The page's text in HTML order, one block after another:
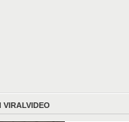
VIRALVIDEO